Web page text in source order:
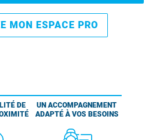
MON ESPACE PRO
DE
UN ACCOMPAGNEMENT
ADAPTÉ À VOS BESOINS